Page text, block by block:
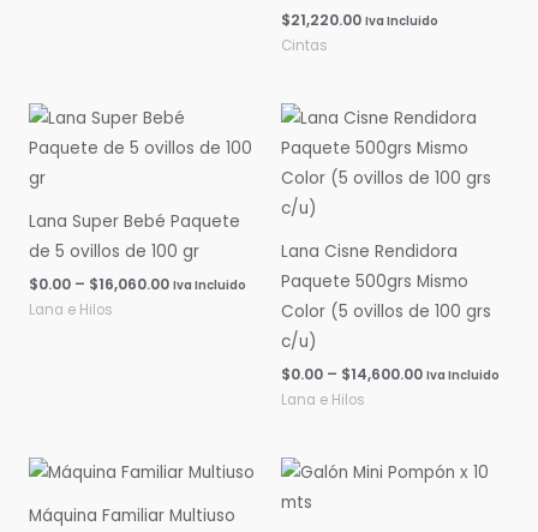
$21,220.00 Iva Incluido
Cintas
Lana Super Bebé Paquete
de 5 ovillos de 100 gr
$0.00 – $16,060.00
Rango
de
precios:
$16,060.00
Iva Incluido
Lana e Hilos
Lana Cisne Rendidora
Paquete 500grs Mismo
Color (5 ovillos de 100 grs
c/u)
$0.00 – $14,600.00
Rango
de
precios:
desde
$0.00
Iva Incluido
Lana e Hilos
Máquina Familiar Multiuso